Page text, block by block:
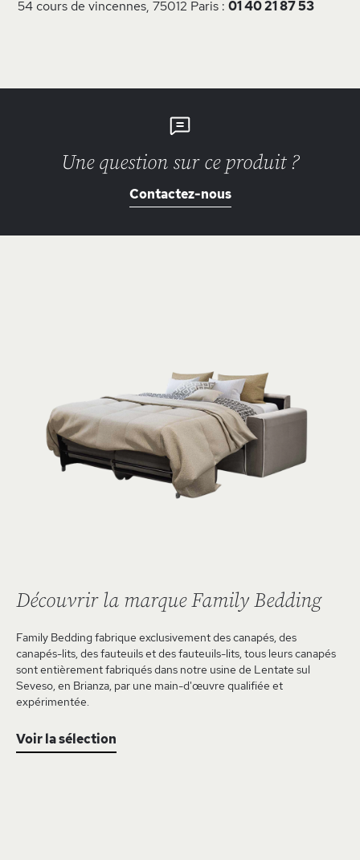
54 cours de vincennes, 75012 Paris : 01 40 21 87 53
Une question sur ce produit ?
Contactez-nous
Découvrir la marque Family Bedding
Family Bedding fabrique exclusivement des canapés, des
canapés-lits, des fauteuils et des fauteuils-lits, tous leurs canapés
sont entièrement fabriqués dans notre usine de Lentate sul
Seveso, en Brianza, par une main-d'œuvre qualifiée et
expérimentée.
Voir la sélection